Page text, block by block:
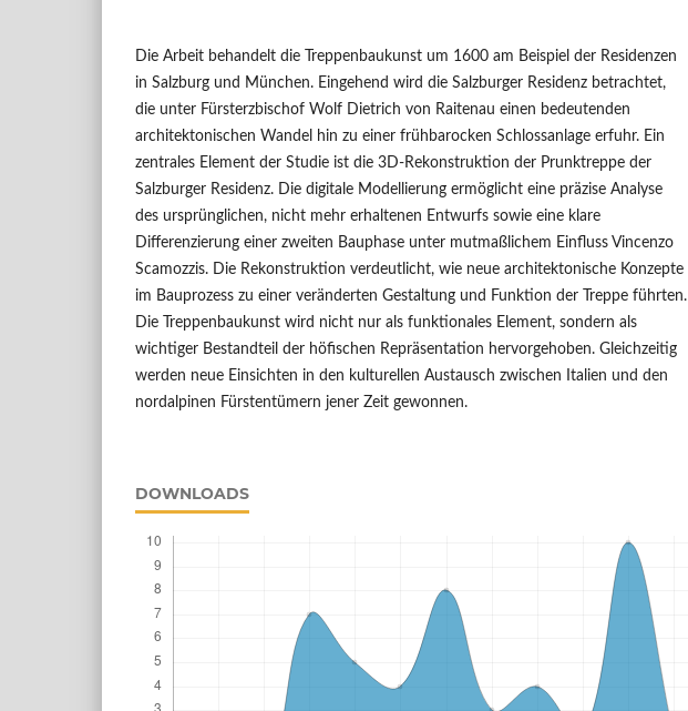
Die Arbeit behandelt die Treppenbaukunst um 1600 am Beispiel der Residenzen
in Salzburg und München. Eingehend wird die Salzburger Residenz betrachtet,
die unter Fürsterzbischof Wolf Dietrich von Raitenau einen bedeutenden
architektonischen Wandel hin zu einer frühbarocken Schlossanlage erfuhr. Ein
zentrales Element der Studie ist die 3D-Rekonstruktion der Prunktreppe der
Salzburger Residenz. Die digitale Modellierung ermöglicht eine präzise Analyse
des ursprünglichen, nicht mehr erhaltenen Entwurfs sowie eine klare
Differenzierung einer zweiten Bauphase unter mutmaßlichem Einfluss Vincenzo
Scamozzis. Die Rekonstruktion verdeutlicht, wie neue architektonische Konzepte
im Bauprozess zu einer veränderten Gestaltung und Funktion der Treppe führten.
Die Treppenbaukunst wird nicht nur als funktionales Element, sondern als
wichtiger Bestandteil der höfischen Repräsentation hervorgehoben. Gleichzeitig
werden neue Einsichten in den kulturellen Austausch zwischen Italien und den
nordalpinen Fürstentümern jener Zeit gewonnen.
DOWNLOADS